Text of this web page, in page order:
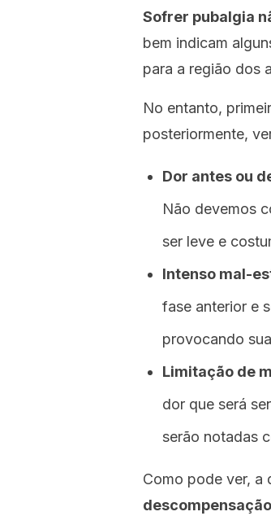
Sofrer pubalgia
bem indicam
para a região dos
No entanto,
posteriormente,
Dor antes ou
Não devemos
ser leve e
Intenso mal-
fase anterior e
provocando
Limitação de
dor que será
serão notadas
Como pode ver, a